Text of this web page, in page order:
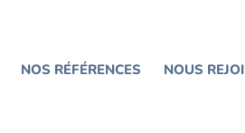
NOS RÉFÉRENCES NOUS